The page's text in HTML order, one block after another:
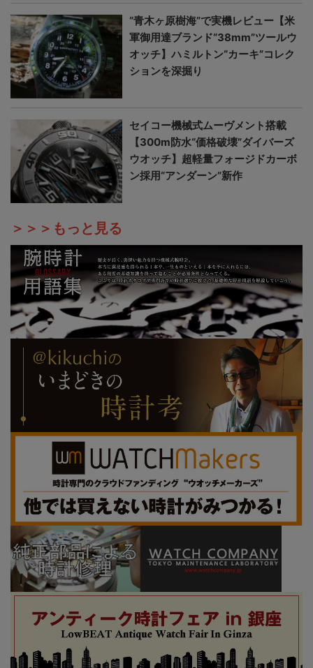
“青木ヶ原樹海”で実機レビュー【米
軍御用達ブランド“38mm”ツールウ
オッチ】ハミルトン“カーキ”コレク
ションを深掘り
セイコー機械式ムーヴメント搭載
【300m防水“価格破壊”ダイバーズ
ウオッチ】超軽量フォージドカーボ
ン採用“アンダーン”新作
＞＞＞もっと見る